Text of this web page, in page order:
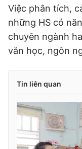
Việc phân tích,
những HS có
chuyên ngành
văn học, ngôn
Tin liên quan